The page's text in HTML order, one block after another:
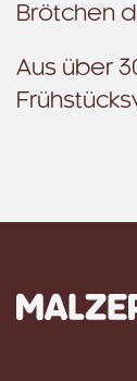
Brötchen
Aus über